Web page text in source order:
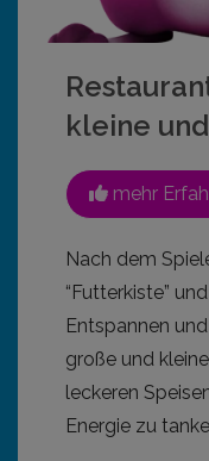
kleine
mehr
Nach dem
“Futterkiste”
Entspannen
große und
leckeren
Energie zu